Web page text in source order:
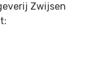
Zwijsen